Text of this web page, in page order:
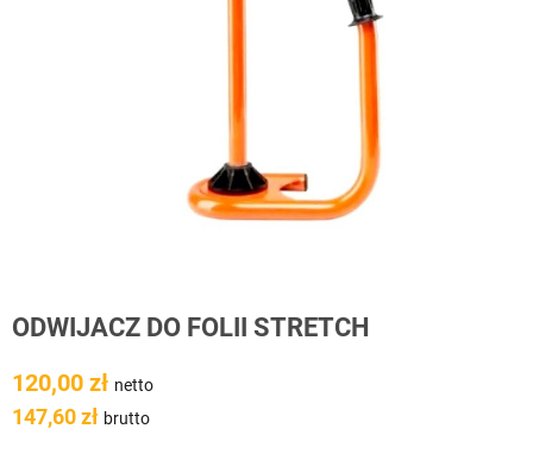
ODWIJACZ DO FOLII STRETCH
120,00 zł netto
147,60 zł brutto